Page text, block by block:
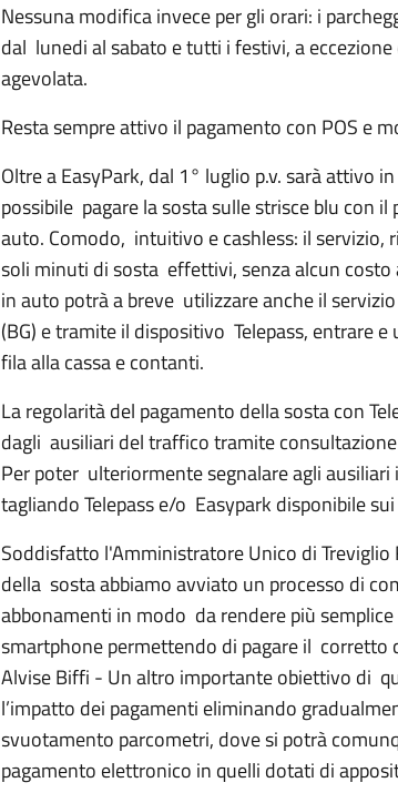
Nessuna modifica invece per gli orari: i
dal lunedi al sabato e tutti i festivi, a
agevolata.
Resta sempre attivo il pagamento con POS e
Oltre a EasyPark, dal 1° luglio p.v. sarà attivo
possibile pagare la sosta sulle strisce blu con
auto. Comodo, intuitivo e cashless: il servizio,
soli minuti di sosta effettivi, senza alcun
in auto potrà a breve utilizzare anche il
(BG) e tramite il dispositivo Telepass, entrare
fila alla cassa e contanti.
La regolarità del pagamento della sosta con
dagli ausiliari del traffico tramite
Per poter ulteriormente segnalare agli
tagliando Telepass e/o Easypark disponibile
Soddisfatto l'Amministratore Unico di
della sosta abbiamo avviato un processo di
abbonamenti in modo da rendere più
smartphone permettendo di pagare il
Alvise Biffi - Un altro importante obiettivo di
l’impatto dei pagamenti eliminando
svuotamento parcometri, dove si potrà
pagamento elettronico in quelli dotati di